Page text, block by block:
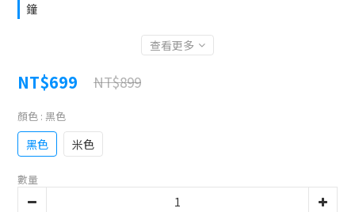
鐘
查看更多
NT$699 NT$899
顏色 : 黑色
黑色 米色
數量